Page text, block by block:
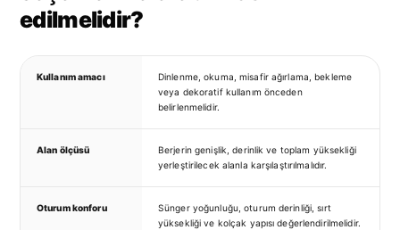
edilmelidir?
Kullanım amacı
Dinlenme, okuma, misafir ağırlama, bekleme
veya dekoratif kullanım önceden
belirlenmelidir.
Alan ölçüsü
Berjerin genişlik, derinlik ve toplam yüksekliği
yerleştirilecek alanla karşılaştırılmalıdır.
Oturum konforu
Sünger yoğunluğu, oturum derinliği, sırt
yüksekliği ve kolçak yapısı değerlendirilmelidir.